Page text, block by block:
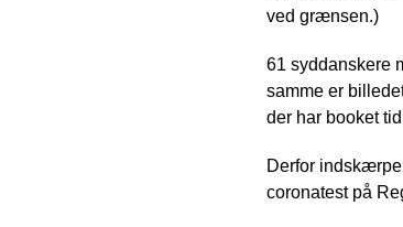
ved grænsen.)
61 syddanskere
samme er
der har booket
Derfor
coronatest på